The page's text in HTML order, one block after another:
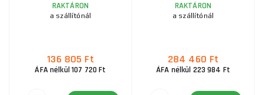
RAKTÁRON
a szállítónál
136 805 Ft
ÁFA nélkül 107 720 Ft
RAKTÁRON
a szállítónál
284 460 Ft
ÁFA nélkül 223 984 Ft